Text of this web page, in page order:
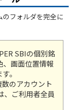
のフォルダを完全に
SBIの個別銘
、画面位置情報
。
のアカウント
、ご利用者全員